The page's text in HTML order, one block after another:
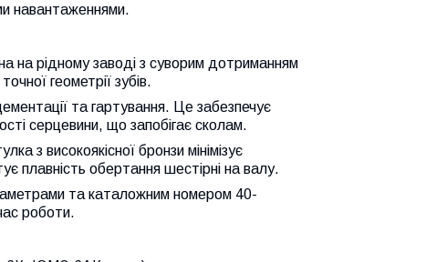
навантаженнями.
на рідному заводі з суворим дотриманням
геометрії зубів.
та гартування. Це забезпечує
серцевини, що запобігає сколам.
з високоякісної бронзи мінімізує
плавність обертання шестірні на валу.
та каталожним номером 40-
роботи.